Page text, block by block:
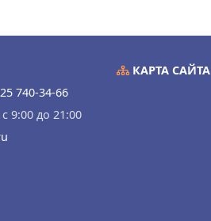
740-34-66
9:00 до 21:00
КАРТА САЙТА